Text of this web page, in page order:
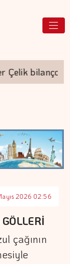
2026 02:56
çağının